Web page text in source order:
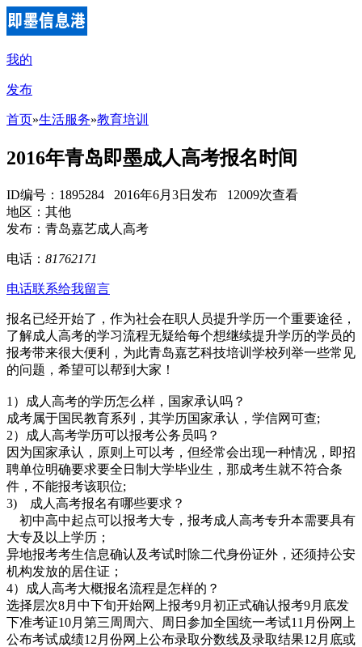
我的
发布
首页»生活服务»教育培训
2016年青岛即墨成人高考报名时间
ID编号：1895284 2016年6月3日发布 12009次查看
地区：其他
发布：青岛嘉艺成人高考
电话： 81762171
电话联系给我留言
报名已经开始了，作为社会在职人员提升学历一个重要途径，
了解成人高考的学习流程无疑给每个想继续提升学历的学员的
报考带来很大便利，为此青岛嘉艺科技培训学校列举一些常见
的问题，希望可以帮到大家！
1）成人高考的学历怎么样，国家承认吗？
成考属于国民教育系列，其学历国家承认，学信网可查;
2）成人高考学历可以报考公务员吗？
因为国家承认，原则上可以考，但经常会出现一种情况，即招
聘单位明确要求要全日制大学毕业生，那成考生就不符合条
件，不能报考该职位;
3) 成人高考报名有哪些要求？
初中高中起点可以报考大专，报考成人高考专升本需要具有
大专及以上学历；
异地报考考生信息确认及考试时除二代身份证外，还须持公安
机构发放的居住证；
4）成人高考大概报名流程是怎样的？
选择层次8月中下旬开始网上报考9月初正式确认报考9月底发
下准考证10月第三周周六、周日参加全国统一考试11月份网上
公布考试成绩12月份网上公布录取分数线及录取结果12月底或